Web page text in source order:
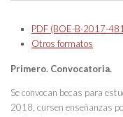
PDF (BOE-B-2017-
Otros formatos
Primero. Convocatoria.
Se convocan becas para
2018, cursen enseñanzas